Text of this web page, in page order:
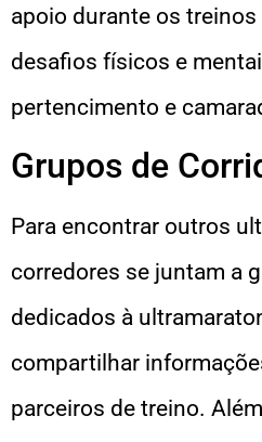
apoio durante os
desafios físicos e
pertencimento e
Grupos de
Para encontrar outros
corredores se juntam a
dedicados à
compartilhar
parceiros de treino.